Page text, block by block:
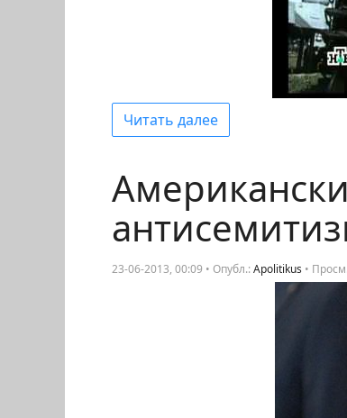
Читать далее
23-06-2013, 00:09 • Опубл.:Apolitikus •